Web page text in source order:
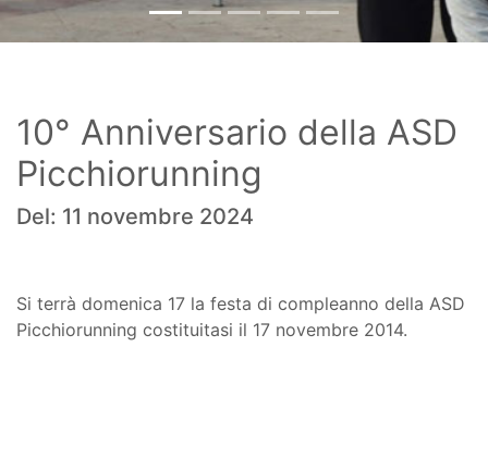
10° Anniversario della ASD
Picchiorunning
Del: 11 novembre 2024
Si terrà domenica 17 la festa di compleanno della ASD
Picchiorunning costituitasi il 17 novembre 2014.